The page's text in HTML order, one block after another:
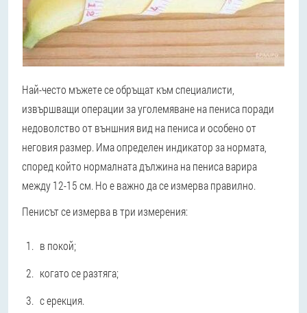
Най-често мъжете се обръщат към специалисти,
извършващи операции за уголемяване на пениса поради
недоволство от външния вид на пениса и особено от
неговия размер. Има определен индикатор за нормата,
според който нормалната дължина на пениса варира
между 12-15 см. Но е важно да се измерва правилно.
Пенисът се измерва в три измерения:
в покой;
когато се разтяга;
с ерекция.